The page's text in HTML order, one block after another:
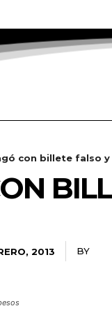
con billete falso y
2013 BY